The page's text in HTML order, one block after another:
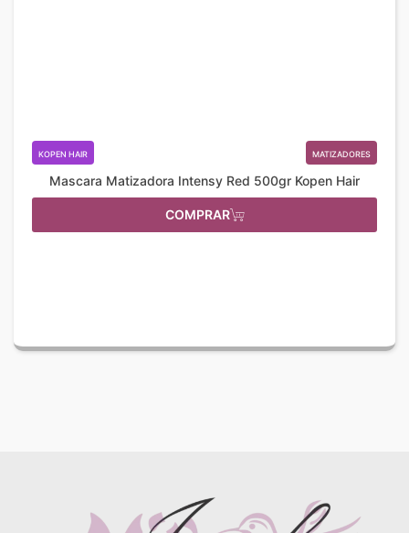
KOPEN HAIR MATIZADORES
Mascara Matizadora Intensy Red 500gr Kopen Hair
COMPRAR